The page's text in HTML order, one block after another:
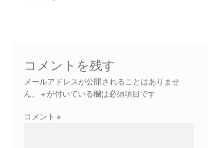
2023.1.26 「脱原発」成長論
南海トラフ巨大地震でも原発は大丈夫と言う人々
ビ
シ
ョ
ン
コメントを残す
メールアドレスが公開されることはありませ
ん。
※が付いている欄は必須項目です
コメント ※